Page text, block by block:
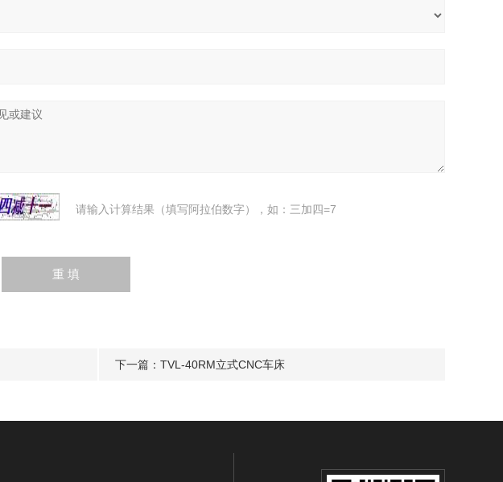
请输入计算结果（填写阿拉伯数字），如：三加四=7
下一篇： TVL-40RM立式CNC车床